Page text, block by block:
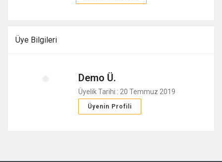
Üye Bilgileri
Demo Ü.
Üyelik Tarihi : 20 Temmuz 2019
Üyenin Profili